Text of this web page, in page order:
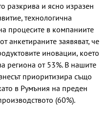
разкрива и ясно изразен
технологична
процесите в компаниите
анкетираните заявяват, че
иновации, което
региона от 53%. В нашите
приоритизира също
в Румъния на преден
(60%).